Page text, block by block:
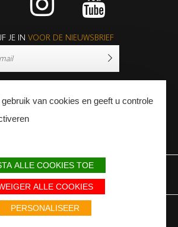
JE IN VOOR DE NIEUWSBRIEF
SITEMAP
Européen de développement régional / Met
voor Regionale Ontwikkeling
van cookies en geeft u controle
ALLE COOKIES TOE
ALLE COOKIES
PERSONALISEER